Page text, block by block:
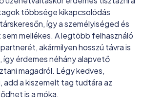
többsége kikapcsolódás
így a személyiséged és
mellékes. A legtöbb felhasználó
akármilyen hosszú távra is
érdemes néhány alapvető
magadról. Légy kedves,
add a kiszemelt tag tudtára az
is a móka.